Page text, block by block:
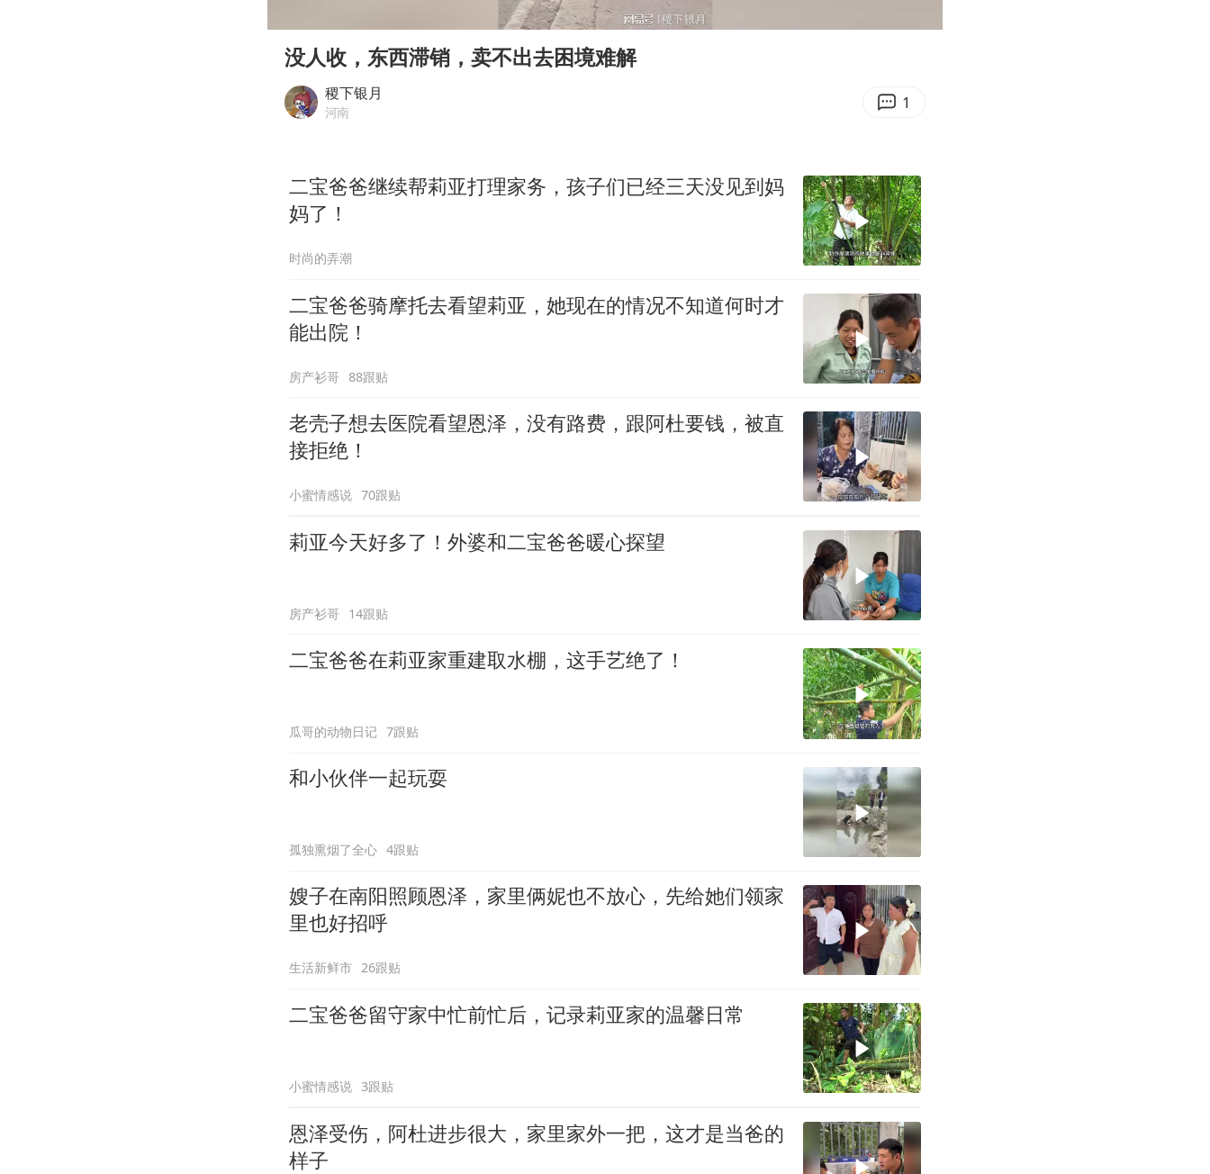
2025年小学教师减少13.19万
浙江海域将现5到8米巨浪到狂浪
女子离婚后发现男方婚内与第三者育子
没人收，东西滞销，卖不出去困境难解
稷下银月
河南 1
二宝爸爸继续帮莉亚打理家务，孩子们已经三天没见到妈
妈了！
时尚的弄潮
二宝爸爸骑摩托去看望莉亚，她现在的情况不知道何时才
能出院！
房产衫哥 88跟贴
老壳子想去医院看望恩泽，没有路费，跟阿杜要钱，被直
接拒绝！
小蜜情感说 70跟贴
莉亚今天好多了！外婆和二宝爸爸暖心探望
房产衫哥 14跟贴
二宝爸爸在莉亚家重建取水棚，这手艺绝了！
瓜哥的动物日记 7跟贴
和小伙伴一起玩耍
孤独熏烟了全心 4跟贴
嫂子在南阳照顾恩泽，家里俩妮也不放心，先给她们领家
里也好招呼
生活新鲜市 26跟贴
二宝爸爸留守家中忙前忙后，记录莉亚家的温馨日常
小蜜情感说 3跟贴
恩泽受伤，阿杜进步很大，家里家外一把，这才是当爸的
样子